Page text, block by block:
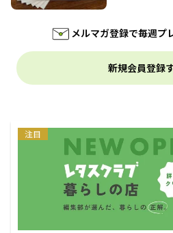
メルマガ登録で毎週プ
新規会員登録
注目